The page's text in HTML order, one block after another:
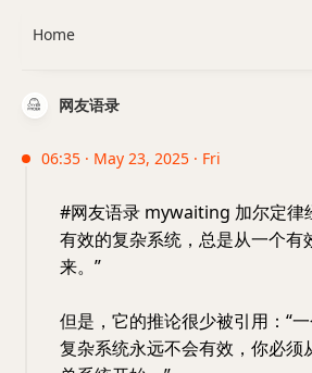
网友语录
06:35 · May 23, 2025 · Fri
#网友语录 mywaiting 加尔定律
有效的复杂系统，总是从一个有
来。”
但是，它的推论很少被引用：“
复杂系统永远不会有效，你必须
Home